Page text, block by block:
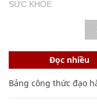
SỨC KHỎE
Đọc nhiều
Bảng công thức đạo